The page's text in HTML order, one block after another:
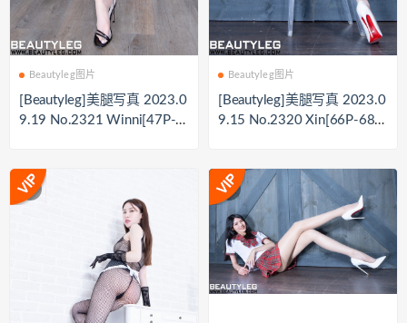
Beautyleg图片
[Beautyleg]美腿写真 2023.0
9.19 No.2321 Winni[47P-3
Beautyleg图片
[Beautyleg]美腿写真 2023.0
9.15 No.2320 Xin[66P-681